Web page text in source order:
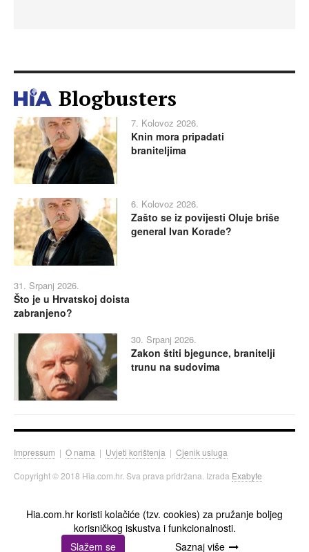
Blogbusters
7. Kolovoz 2026.
Knin mora pripadati
braniteljima
6. Kolovoz 2026.
Zašto se iz povijesti Oluje briše
general Ivan Korade?
31. Srpanj 2026.
Što je u Hrvatskoj doista
zabranjeno?
30. Srpanj 2026.
Zakon štiti bjegunce, branitelji
trunu na sudovima
Impressum | O nama | Uvjeti korištenja | Cjenik usluga
Copyright © 2018 Hia.com.hr. Sva prava pridržana. Izrada Exabyte
Hia.com.hr koristi kolačiće (tzv. cookies) za pružanje boljeg
korisničkog iskustva i funkcionalnosti.
Slažem se
Saznaj više